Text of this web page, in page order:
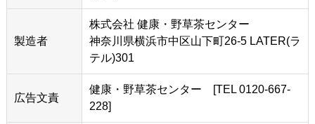
製造者
株式会社 健康・野草茶センター
神奈川県横浜市中区山下町26-5 LATER(ラ
テル)301
広告文責
健康・野草茶センター [TEL 0120-667-
228]